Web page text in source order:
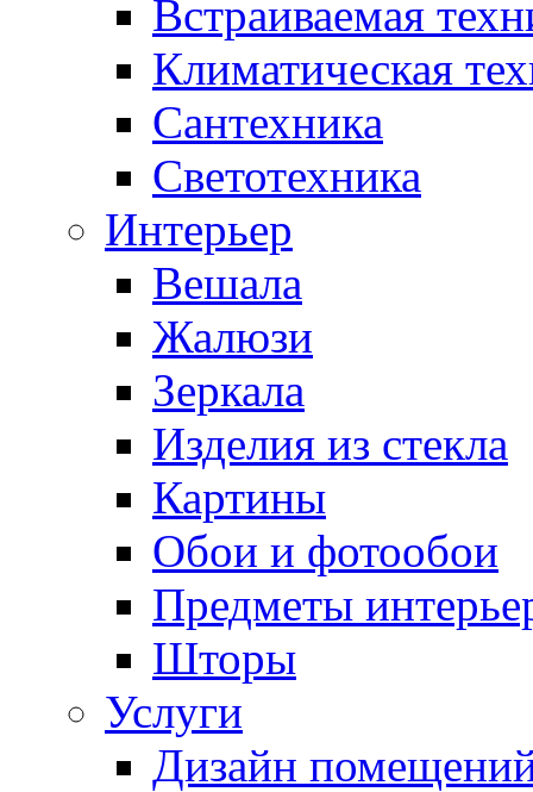
Встраиваемая
Климатическая
Сантехника
Светотехника
Интерьер
Вешала
Жалюзи
Зеркала
Изделия из стекла
Картины
Обои и фотообои
Предметы
Шторы
Услуги
Дизайн